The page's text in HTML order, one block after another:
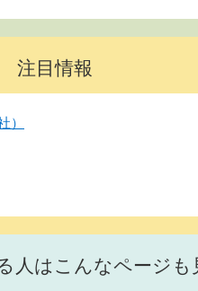
注目情報
）
人はこんなページも